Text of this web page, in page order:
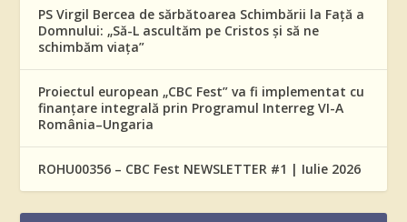
PS Virgil Bercea de sărbătoarea Schimbării la Față a
Domnului: „Să-L ascultăm pe Cristos și să ne
schimbăm viața”
Proiectul european „CBC Fest” va fi implementat cu
finanțare integrală prin Programul Interreg VI-A
România–Ungaria
ROHU00356 – CBC Fest NEWSLETTER #1 | Iulie 2026